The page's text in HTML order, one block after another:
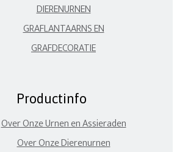
DIERENURNEN
GRAFLANTAARNS EN
GRAFDECORATIE
Productinfo
Over Onze Urnen en Assieraden
Over Onze Dierenurnen